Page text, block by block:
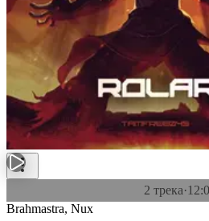
2 трека·
Brahmastra, Nux